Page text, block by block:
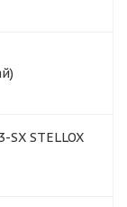
STELLOX